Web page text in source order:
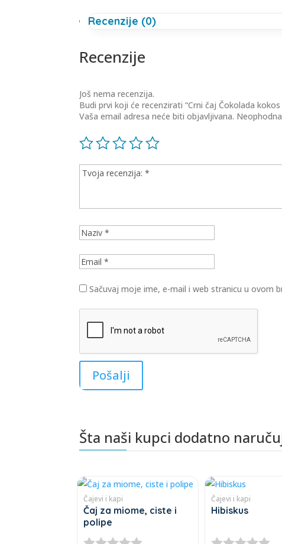
Recenzije (0)
Recenzije
Još nema recenzija.
Budi prvi koji će recenzirati “Crni čaj Čokolada
Vaša email adresa neće biti objavljivana.
Sačuvaj moje ime, e-mail i web stranicu u ovom
Šta naši kupci dodatno
Čajevi i kapi
Čaj za miome, ciste i
polipe
Čajevi i kapi
Hibiskus